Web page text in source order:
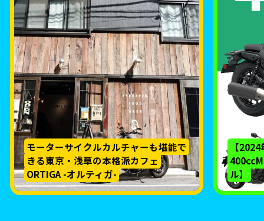
モーターサイクルカルチャーも堪能で
きる東京・浅草の本格派カフェ
ORTIGA -オルティガ-
【
ル】